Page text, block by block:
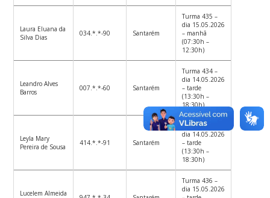
Laura Eluana da
Silva Dias
034.*.*-90 Santarém
Turma 435 –
dia 15.05.2026
– manhã
(07:30h –
12:30h)
Leandro Alves
Barros
007.*.*-60 Santarém
Turma 434 –
dia 14.05.2026
– tarde
(13:30h –
18:30h)
Leyla Mary
Pereira de Sousa
414.*.*-91 Santarém
Turma 434 –
dia 14.05.2026
– tarde
(13:30h –
18:30h)
Lucelem Almeida
Turma 436 –
dia 15.05.2026